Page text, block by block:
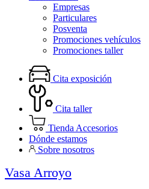
Empresas
Particulares
Posventa
Promociones vehículos
Promociones taller
Cita exposición
Cita taller
Tienda Accesorios
Dónde estamos
Sobre nosotros
Vasa Arroyo